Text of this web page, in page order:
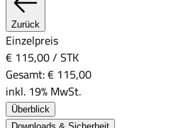
Zurück
Einzelpreis
€ 115,00/ STK
Gesamt:€ 115,00
inkl. 19% MwSt.
Überblick